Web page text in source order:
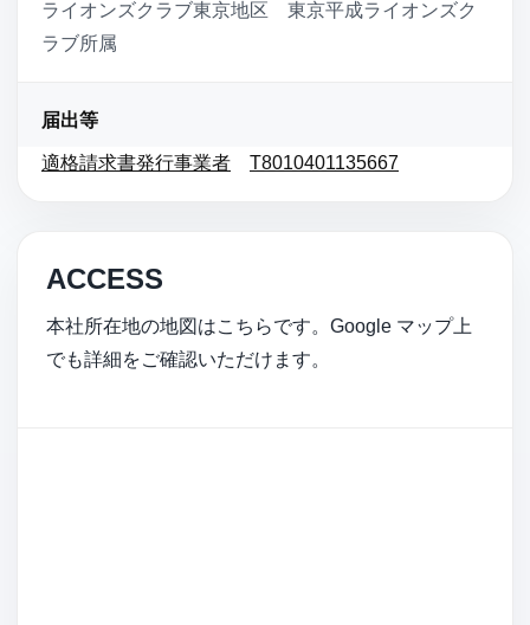
ライオンズクラブ東京地区 東京平成ライオンズク
ラブ所属
届出等
適格請求書発行事業者 T8010401135667
ACCESS
本社所在地の地図はこちらです。Google マップ上
でも詳細をご確認いただけます。